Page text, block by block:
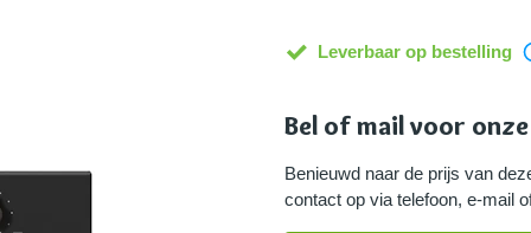
Leverbaar op bestelling
Bel of mail voor
Benieuwd naar de prijs van
contact op via telefoon, e-mail